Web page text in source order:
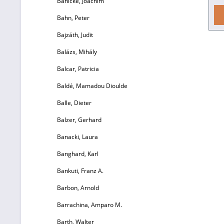
Bahn, Peter
Bajzáth, Judit
Balázs, Mihály
Balcar, Patricia
Baldé, Mamadou Dioulde
Balle, Dieter
Balzer, Gerhard
Banacki, Laura
Banghard, Karl
Bankuti, Franz A.
Barbon, Arnold
Barrachina, Amparo M.
Barth, Walter